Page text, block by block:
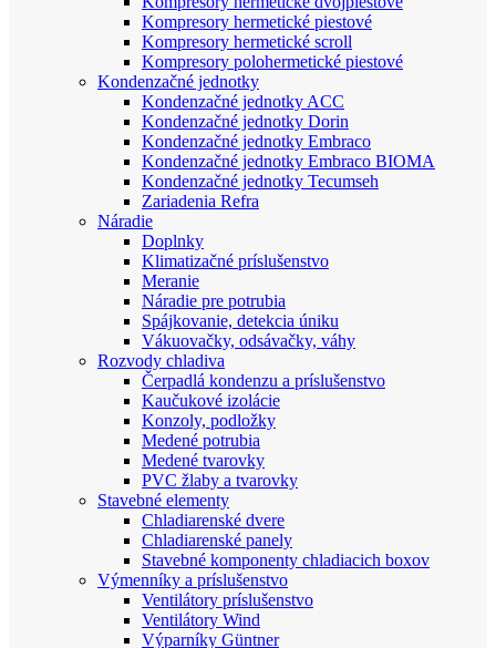
Kompresory hermetické piestové
Kompresory hermetické scroll
Kompresory polohermetické piestové
Kondenzačné jednotky
Kondenzačné jednotky ACC
Kondenzačné jednotky Dorin
Kondenzačné jednotky Embraco
Kondenzačné jednotky Embraco BIOMA
Kondenzačné jednotky Tecumseh
Zariadenia Refra
Náradie
Doplnky
Klimatizačné príslušenstvo
Meranie
Náradie pre potrubia
Spájkovanie, detekcia úniku
Vákuovačky, odsávačky, váhy
Rozvody chladiva
Čerpadlá kondenzu a príslušenstvo
Kaučukové izolácie
Konzoly, podložky
Medené potrubia
Medené tvarovky
PVC žlaby a tvarovky
Stavebné elementy
Chladiarenské dvere
Chladiarenské panely
Stavebné komponenty chladiacich boxov
Výmenníky a príslušenstvo
Ventilátory príslušenstvo
Ventilátory Wind
Výparníky Güntner